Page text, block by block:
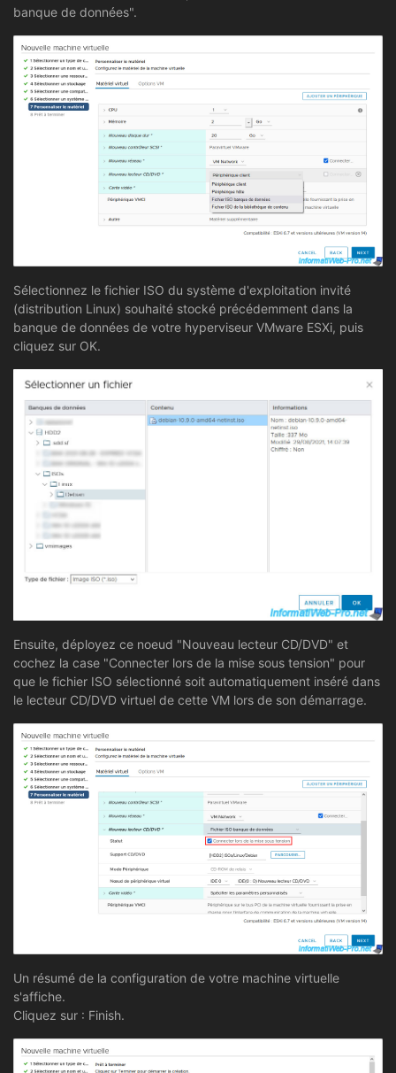
banque de données".
Sélectionnez le fichier ISO du système d'exploitation invité
(distribution Linux) souhaité stocké précédemment dans la
banque de données de votre hyperviseur VMware ESXi, puis
cliquez sur OK.
Ensuite, déployez ce noeud "Nouveau lecteur CD/DVD" et
cochez la case "Connecter lors de la mise sous tension" pour
que le fichier ISO sélectionné soit automatiquement inséré dans
le lecteur CD/DVD virtuel de cette VM lors de son démarrage.
Un résumé de la configuration de votre machine virtuelle
s'affiche.
Cliquez sur : Finish.